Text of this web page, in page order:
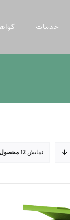
خدمات
نمایش 12 محصول